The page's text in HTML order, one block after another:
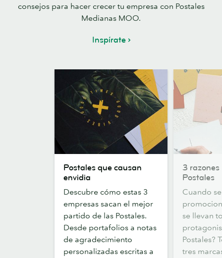
consejos para hacer crecer tu empresa con Postales
Medianas MOO.
Inspírate
que
causan
envidia
Postales que causan
envidia
Descubre cómo estas 3
empresas sacan el mejor
partido de las Postales.
Desde portafolios a notas
de agradecimiento
personalizadas escritas a
razones
para
elegir
Postales
3
Postales
Cuando
se llevan
Postales?
tres